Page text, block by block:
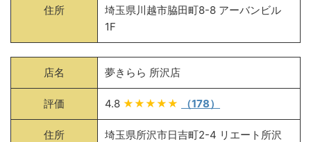
住所
埼玉県川越市脇田町8-8 アーバンビル
1F
店名 夢きらら 所沢店
評価 4.8 ★★★★★ （178）
住所
埼玉県所沢市日吉町2-4 リエート所沢